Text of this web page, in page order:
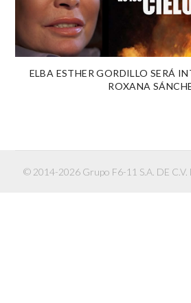
ELBA ESTHER GORDILLO SERÁ
ROXANA
© 2014-2026 Grupo F6-11 S.A. DE C.V.